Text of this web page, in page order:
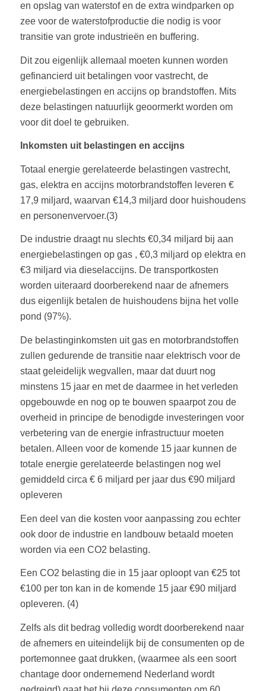
en opslag van waterstof en de extra windparken op
zee voor de waterstofproductie die nodig is voor
transitie van grote industrieën en buffering.
Dit zou eigenlijk allemaal moeten kunnen worden
gefinancierd uit betalingen voor vastrecht, de
energiebelastingen en accijns op brandstoffen. Mits
deze belastingen natuurlijk geoormerkt worden om
voor dit doel te gebruiken.
Inkomsten uit belastingen en accijns
Totaal energie gerelateerde belastingen vastrecht,
gas, elektra en accijns motorbrandstoffen leveren €
17,9 miljard, waarvan €14,3 miljard door huishoudens
en personenvervoer.(3)
De industrie draagt nu slechts €0,34 miljard bij aan
energiebelastingen op gas , €0,3 miljard op elektra en
€3 miljard via dieselaccijns. De transportkosten
worden uiteraard doorberekend naar de afnemers
dus eigenlijk betalen de huishoudens bijna het volle
pond (97%).
De belastinginkomsten uit gas en motorbrandstoffen
zullen gedurende de transitie naar elektrisch voor de
staat geleidelijk wegvallen, maar dat duurt nog
minstens 15 jaar en met de daarmee in het verleden
opgebouwde en nog op te bouwen spaarpot zou de
overheid in principe de benodigde investeringen voor
verbetering van de energie infrastructuur moeten
betalen. Alleen voor de komende 15 jaar kunnen de
totale energie gerelateerde belastingen nog wel
gemiddeld circa € 6 miljard per jaar dus €90 miljard
opleveren
Een deel van die kosten voor aanpassing zou echter
ook door de industrie en landbouw betaald moeten
worden via een CO2 belasting.
Een CO2 belasting die in 15 jaar oploopt van €25 tot
€100 per ton kan in de komende 15 jaar €90 miljard
opleveren. (4)
Zelfs als dit bedrag volledig wordt doorberekend naar
de afnemers en uiteindelijk bij de consumenten op de
portemonnee gaat drukken, (waarmee als een soort
chantage door ondernemend Nederland wordt